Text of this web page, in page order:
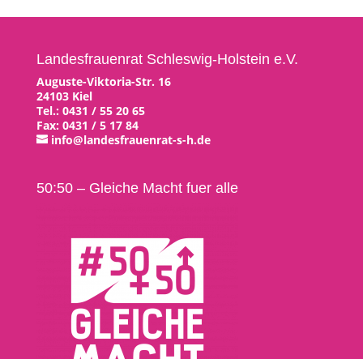
Landesfrauenrat Schleswig-Holstein e.V.
Auguste-Viktoria-Str. 16
24103 Kiel
Tel.: 0431 / 55 20 65
Fax: 0431 / 5 17 84
info@landesfrauenrat-s-h.de
50:50 – Gleiche Macht fuer alle